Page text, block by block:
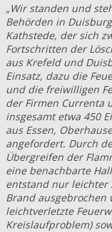
„Wir standen und
Behörden in
Kathstede, der sich
Fortschritten der
aus Krefeld und
Einsatz, dazu die
und die freiwilligen
der Firmen Currenta
insgesamt etwa 450
aus Essen,
angefordert. Durch
Übergreifen der
eine benachbarte
entstand nur leichter
Brand ausgebrochen
leichtverletzte
Kreislaufproblem)